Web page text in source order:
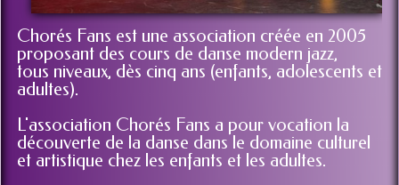
Chorés Fans est une association créée en 2005
proposant des cours de danse modern jazz,
tous niveaux, dès cinq ans (enfants, adolescents et
adultes).
L'association Chorés Fans a pour vocation la
découverte de la danse dans le domaine culturel
et artistique chez les enfants et les adultes.